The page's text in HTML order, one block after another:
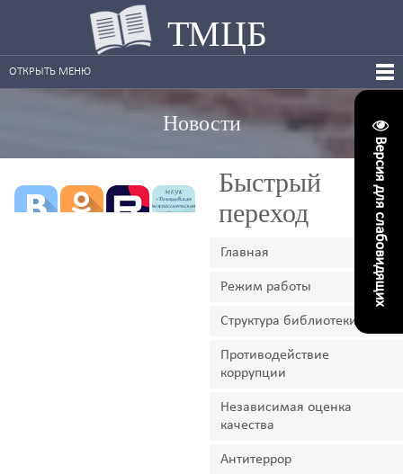
Версия для слабовидящих
ТМЦБ
ОТКРЫТЬ МЕНЮ
Новости
Быстрый
переход
Главная
Режим работы
Структура библиотеки
Противодействие
коррупции
Независимая оценка
качества
Антитеррор